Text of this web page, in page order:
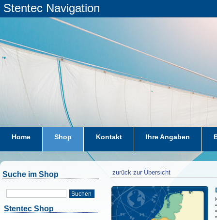
Stentec Navigation
Home Shop Kontakt Ihre Angaben
Suche im Shop
Suchen
Stentec Shop
zurück zur Übersicht